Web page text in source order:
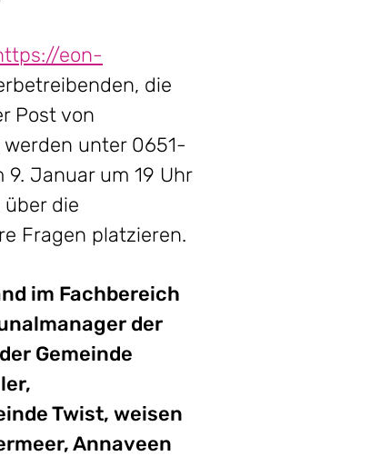
eon-
die
Post von
unter 0651-
Januar um 19 Uhr
die
Fragen platzieren.
im Fachbereich
der
Gemeinde
Twist, weisen
Annaveen